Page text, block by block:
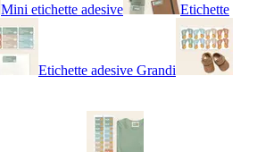
Mini etichette adesive Etichette
Etichette adesive Grandi